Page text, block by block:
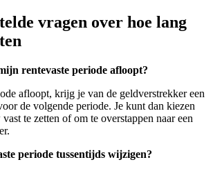
vragen over hoe lang
rentevaste periode afloopt?
afloopt, krijg je van de geldverstrekker een
de volgende periode. Je kunt dan kiezen
te zetten of om te overstappen naar een
periode tussentijds wijzigen?